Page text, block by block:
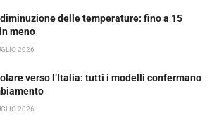
delle temperature: fino a 15
meno
2026
verso l’Italia: tutti i modelli confermano
2026